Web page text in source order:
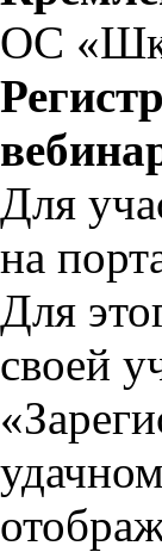
ОС
Для
на
Для
своей